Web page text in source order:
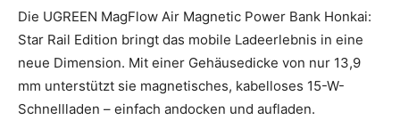
Die UGREEN MagFlow Air Magnetic Power Bank Honkai:
Star Rail Edition bringt das mobile Ladeerlebnis in eine
neue Dimension. Mit einer Gehäusedicke von nur 13,9
mm unterstützt sie magnetisches, kabelloses 15-W-
Schnellladen – einfach andocken und aufladen.